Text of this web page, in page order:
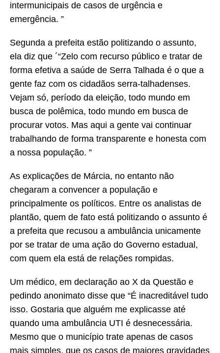
intermunicipais de casos de urgência e
emergência. ”
Segunda a prefeita estão politizando o assunto,
ela diz que ´“Zelo com recurso público e tratar de
forma efetiva a saúde de Serra Talhada é o que a
gente faz com os cidadãos serra-talhadenses.
Vejam só, período da eleição, todo mundo em
busca de polêmica, todo mundo em busca de
procurar votos. Mas aqui a gente vai continuar
trabalhando de forma transparente e honesta com
a nossa população. ”
As explicações de Márcia, no entanto não
chegaram a convencer a população e
principalmente os políticos. Entre os analistas de
plantão, quem de fato está politizando o assunto é
a prefeita que recusou a ambulância unicamente
por se tratar de uma ação do Governo estadual,
com quem ela está de relações rompidas.
Um médico, em declaração ao X da Questão e
pedindo anonimato disse que “É inacreditável tudo
isso. Gostaria que alguém me explicasse até
quando uma ambulância UTI é desnecessária.
Mesmo que o município trate apenas de casos
mais simples, que os casos de maiores gravidades